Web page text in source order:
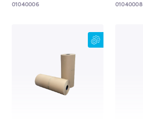
01040006 01040008